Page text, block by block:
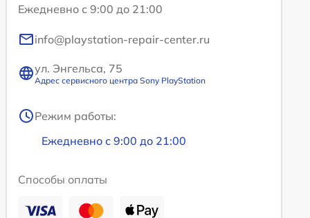
Ежедневно с 9:00 до 21:00
info@playstation-repair-center.ru
ул. Энгельса, 75
Адрес сервисного центра Sony PlayStation
Режим работы:
Ежедневно с 9:00 до 21:00
Способы оплаты